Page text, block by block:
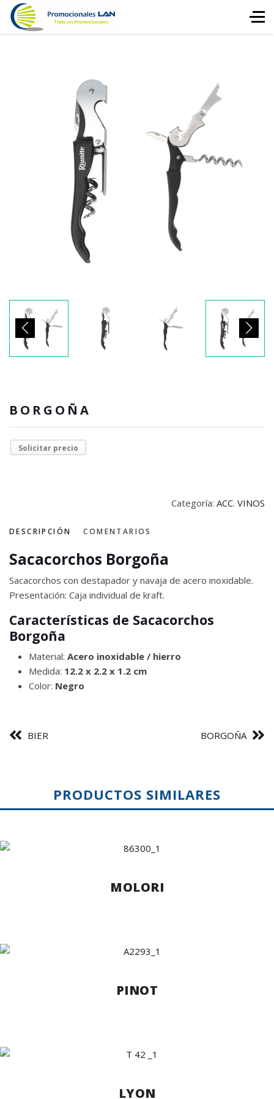
BORGOÑA
Solicitar precio
Categoría: ACC. VINOS
DESCRIPCIÓN COMENTARIOS
Sacacorchos Borgoña
Sacacorchos con destapador y navaja de acero inoxidable.
Presentación: Caja individual de kraft.
Características de Sacacorchos
Borgoña
Material: Acero inoxidable / hierro
Medida: 12.2 x 2.2 x 1.2 cm
Color: Negro
BIER BORGOÑA
PRODUCTOS SIMILARES
MOLORI
PINOT
LYON